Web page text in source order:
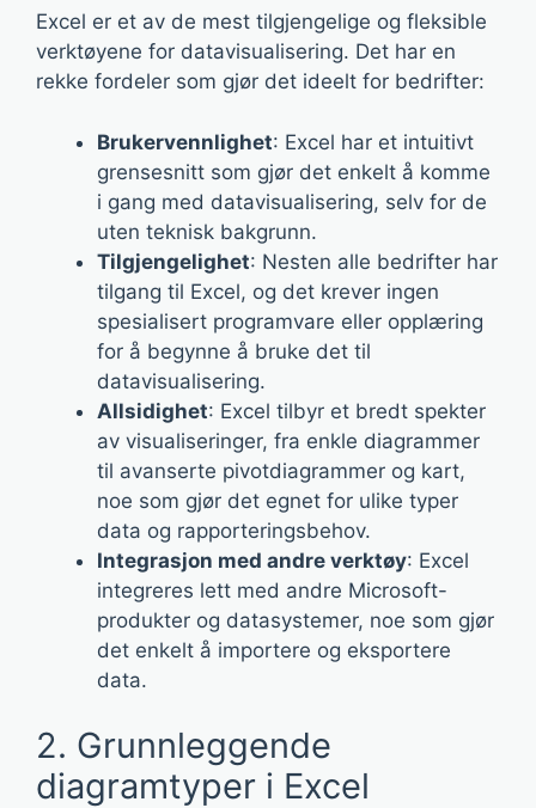
Excel er et av de mest tilgjengelige og fleksible
verktøyene for datavisualisering. Det har en
rekke fordeler som gjør det ideelt for bedrifter:
Brukervennlighet: Excel har et intuitivt
grensesnitt som gjør det enkelt å komme
i gang med datavisualisering, selv for de
uten teknisk bakgrunn.
Tilgjengelighet: Nesten alle bedrifter har
tilgang til Excel, og det krever ingen
spesialisert programvare eller opplæring
for å begynne å bruke det til
datavisualisering.
Allsidighet: Excel tilbyr et bredt spekter
av visualiseringer, fra enkle diagrammer
til avanserte pivotdiagrammer og kart,
noe som gjør det egnet for ulike typer
data og rapporteringsbehov.
Integrasjon med andre verktøy: Excel
integreres lett med andre Microsoft-
produkter og datasystemer, noe som gjør
det enkelt å importere og eksportere
data.
2. Grunnleggende
diagramtyper i Excel